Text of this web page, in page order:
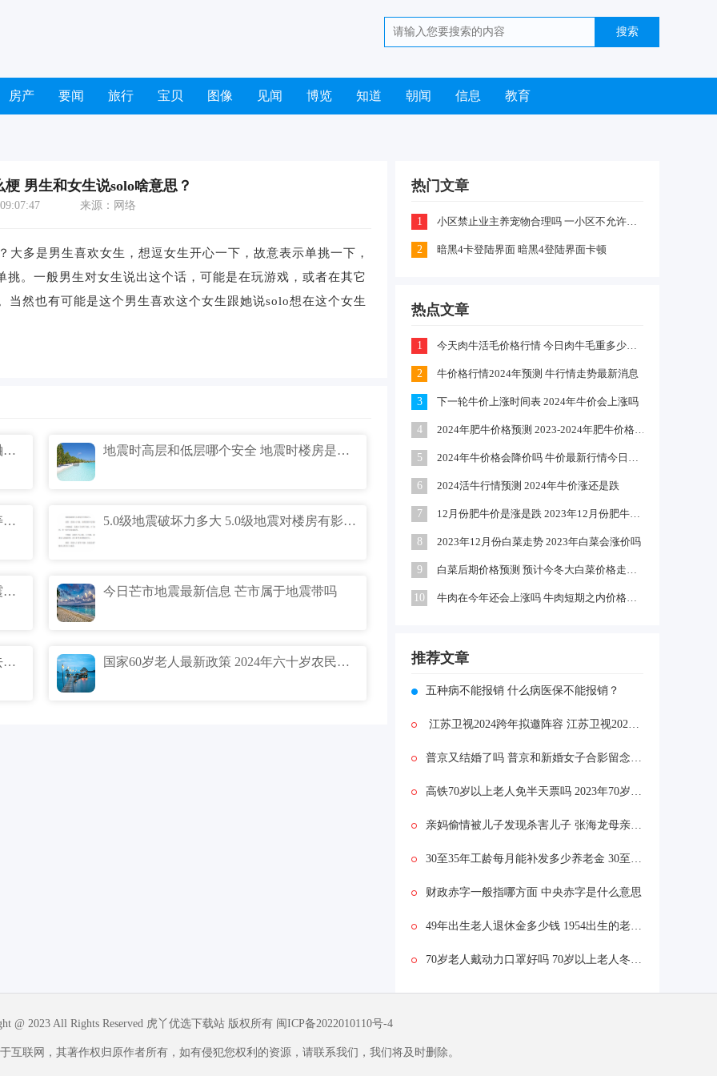
房产 要闻 旅行 宝贝 图像 见闻 博览 知道 朝闻 信息 教育
男生和女生说solo啥意思？
来源：网络
是男生喜欢女生，想逗女生开心一下，故意表示单挑一下，
一般男生对女生说出这个话，可能是在玩游戏，或者在其它
当然也有可能是这个男生喜欢这个女生跟她说solo想在这个女生
斗电子蛐蛐做赛博少爷什么意思 斗电子蛐蛐是什么梗 地震时高层和低层哪个安全 地震时楼房是整体倒还是往下坠
5级地震房子会有损坏吗 5级地震对房子寿命的影响是什么 5.0级地震破坏力多大 5.0级地震对楼房有影响吗什么概念
现在去芒市有危险吗 德宏芒市今天的地震消息什么情况 今日芒市地震最新信息 芒市属于地震带吗
新冠三阳患者有哪些症状 三阳高峰期过去了吗 国家60岁老人最新政策 2024年六十岁农民每月会领多少？
热门文章
1 小区禁止业主养宠物合理吗 一小区不允许业主喂养猫咪和狗狗是怎么回事
2 暗黑4卡登陆界面 暗黑4登陆界面卡顿
热点文章
1 今天肉牛活毛价格行情 今日肉牛毛重多少钱一斤
2 牛价格行情2024年预测 牛行情走势最新消息
3 下一轮牛价上涨时间表 2024年牛价会上涨吗
4 2024年肥牛价格预测 2023-2024年肥牛价格趋势
5 2024年牛价格会降价吗 牛价最新行情今日牛价多少钱一斤
6 2024活牛行情预测 2024年牛价涨还是跌
7 12月份肥牛价是涨是跌 2023年12月份肥牛价格会上涨吗
8 2023年12月份白菜走势 2023年白菜会涨价吗
9 白菜后期价格预测 预计今冬大白菜价格走势怎么样
10 牛肉在今年还会上涨吗 牛肉短期之内价格能涨回来吗
推荐文章
五种病不能报销 什么病医保不能报销？
江苏卫视2024跨年拟邀阵容 江苏卫视2024跨年晚会嘉宾哪些
普京又结婚了吗 普京和新婚女子合影留念真的吗
高铁70岁以上老人免半天票吗 2023年70岁老人坐高铁有优惠吗
亲妈偷情被儿子发现杀害儿子 张海龙母亲执行死刑了吗？
30至35年工龄每月能补发多少养老金 30至35年工龄退休金多少本地
财政赤字一般指哪方面 中央赤字是什么意思
49年出生老人退休金多少钱 1954出生的老人退休金是多少
70岁老人戴动力口罩好吗 70岁以上老人冬天注意什么
@ 2023 All Rights Reserved 虎丫优选下载站 版权所有 闽ICP备2022010110号-4
互联网，其著作权归原作者所有，如有侵犯您权利的资源，请联系我们，我们将及时删除。